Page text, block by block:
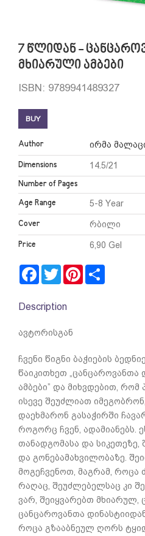
7 წლიდან -
მხიარული ამბები
ISBN: 9789941489327
BUY
Author ირმა
Dimensions
14.5/21
Number of Pages
Age Range
5-8 Year
Cover რბილი
Price 6,90 Gel
Facebook
TwitterPinterest
Description
ავტორისგან
ჩვენი წიგნი ბაჭიების
წაიკითხეთ „ცანცაროვანთა
ამბები” და მიხვდებით,
ისევე შეუძლიათ
დაეხმარონ გასაჭირში
როგორც ჩვენ, ადამიანებს.
თანადგომასა და სიკეთეზე,
და გონებამახვილობაზე.
მოგეჩვენოთ, მაგრამ, როცა
რაღაც, შეუძლებელსაც კი
ვარ, შეიყვარებთ მხიარულ,
ცანცაროვანთა
როცა გზააბნეულ ღორს